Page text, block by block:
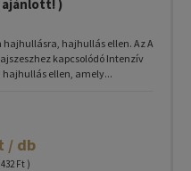
ajánlott! )
hajhullásra, hajhullás ellen. Az A
kapcsolódó Intenzív
hajhullás ellen, amely...
/ db
Ft )